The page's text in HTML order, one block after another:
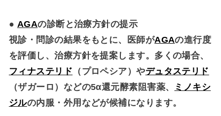
● AGAの診断と治療方針の提示
視診・問診の結果をもとに、医師がAGAの進行度
を評価し、治療方針を提案します。多くの場合、
フィナステリド （プロペシア）やデュタステリド
（ザガーロ）などの5α還元酵素阻害薬、
ミノキシ
ジルの内服・外用などが候補になります。